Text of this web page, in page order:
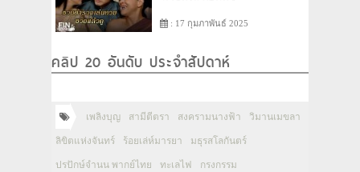
: 17 กุมภาพันธ์ 2025
คลิป 20 อันดับ ประจำสัปดาห์
เพลิงบุญ สามีตีตรา สงครามนางฟ้า วิมานเมขลา
ลิขิตแห่งจันทร์ ร้อยเล่ห์มารยา มธุรสโลกันตร์
ปรปักษ์จำนน พากย์ไทย ทะเลไฟ กรงกรรม